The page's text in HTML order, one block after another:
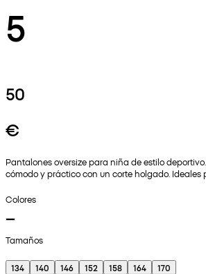
5
50
€
Pantalones oversize para niña de estilo
cómodo y práctico con un corte holgado. Ideales
Colores
Tamaños
134 140 146 152 158 164
170